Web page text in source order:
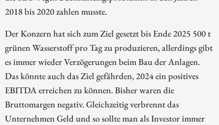
2018 bis 2020 zahlen musste.
Der Konzern hat sich zum Ziel gesetzt bis Ende 2025 500 t
grünen Wasserstoff pro Tag zu produzieren, allerdings gibt
es immer wieder Verzögerungen beim Bau der Anlagen.
Das könnte auch das Ziel gefährden, 2024 ein positives
EBITDA erreichen zu können. Bisher waren die
Bruttomargen negativ. Gleichzeitig verbrennt das
Unternehmen Geld und so sollte man als Investor immer